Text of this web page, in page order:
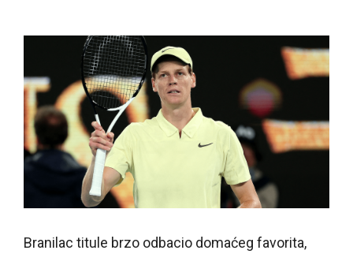
Branilac titule brzo odbacio domaćeg favorita,